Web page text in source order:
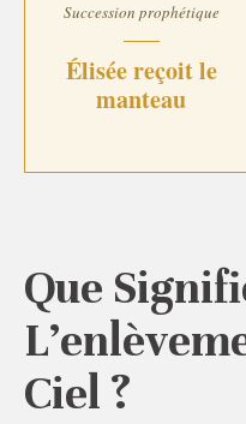
Succession prophétique
Élisée reçoit le
manteau
Que
Ciel ?